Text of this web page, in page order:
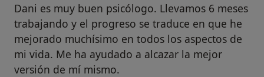
Dani es muy buen psicólogo. Llevamos 6 meses
trabajando y el progreso se traduce en que he
mejorado muchísimo en todos los aspectos de
mi vida. Me ha ayudado a alcazar la mejor
versión de mí mismo.